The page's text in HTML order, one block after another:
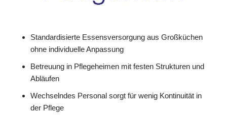
Standardisierte Essensversorgung aus Großküchen
ohne individuelle Anpassung
Betreuung in Pflegeheimen mit festen Strukturen und
Abläufen
Wechselndes Personal sorgt für wenig Kontinuität in
der Pflege